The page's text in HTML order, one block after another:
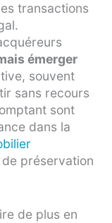
transactions
émerger
souvent
sans recours
sont
dans la
préservation
de plus en